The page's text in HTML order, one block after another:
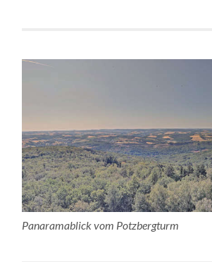
Panaramablick vom Potzbergturm